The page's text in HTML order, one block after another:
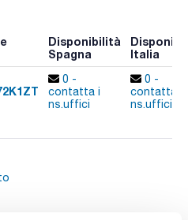
Disponibilità
Spagna
Italia
0 -
contatta i
ns.uffici
0 -
contatta i
ns.uffici